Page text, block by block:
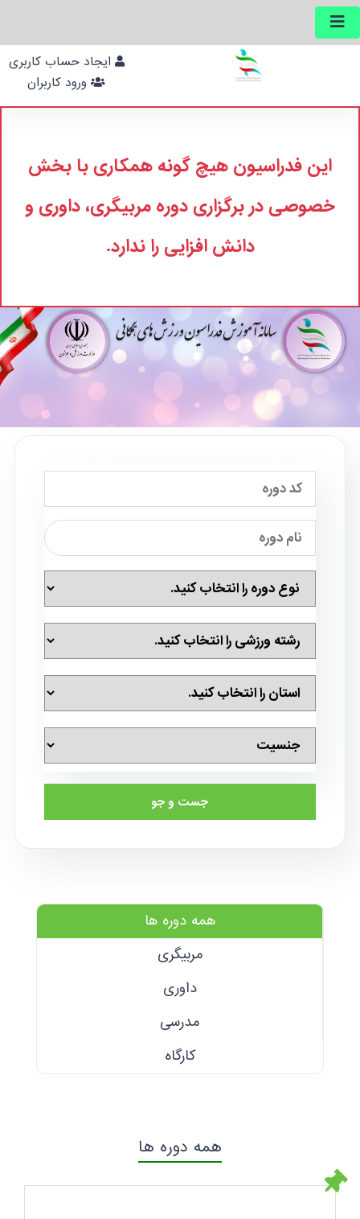
این فدراسیون هیچ گونه همکاری با بخش
خصوصی در برگزاری دوره مربیگری، داوری و
دانش افزایی را ندارد.
جست و جو
همه دوره ها
مربیگری
داوری
مدرسی
کارگاه
همه دوره ها